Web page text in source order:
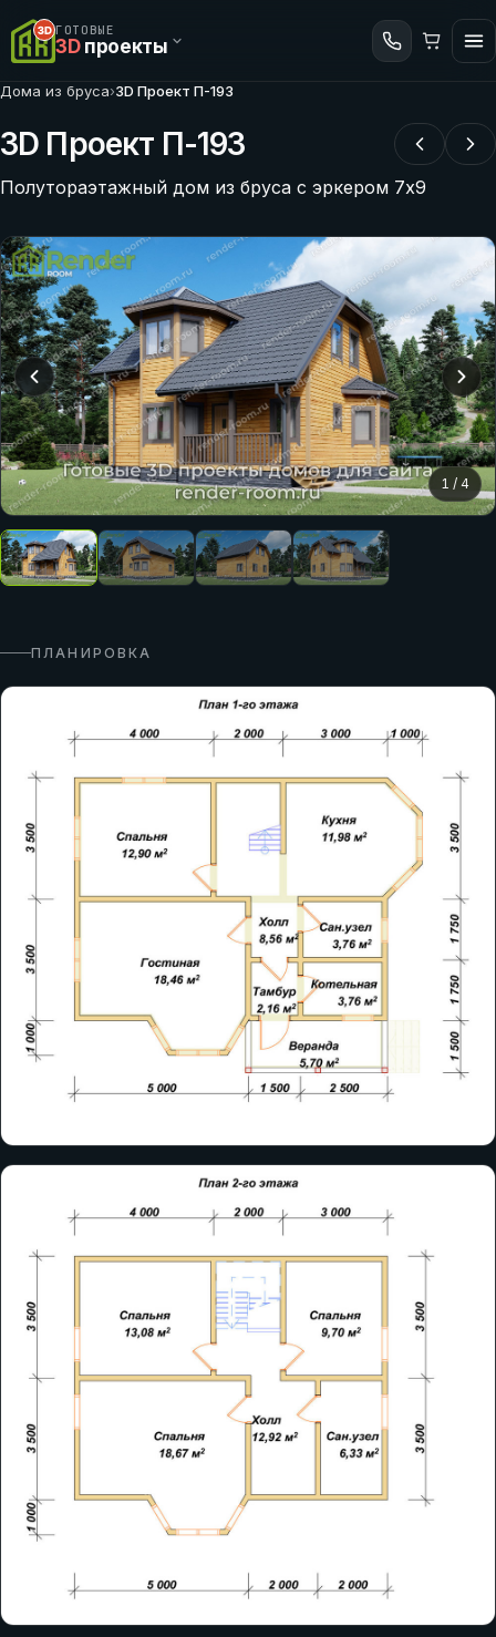
ГОТОВЫЕ
3Dпроекты
Дома из бруса›3D Проект П-193
3D Проект П-193
Полутораэтажный дом из бруса с эркером 7х9
1 / 4
ПЛАНИРОВКА